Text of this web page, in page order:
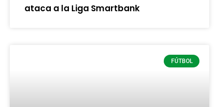
ataca a la Liga Smartbank
FÚTBOL